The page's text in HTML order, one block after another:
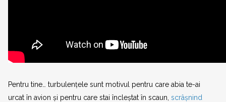
Pentru tine… turbulențele sunt motivul pentru care abia te-ai
urcat în avion și pentru care stai încleștat în scaun,scrâșnind